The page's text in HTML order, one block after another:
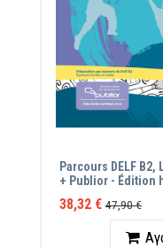
Parcours DELF
+ Publior - Édition
38,32 € 47,90 €
Ποσότητα